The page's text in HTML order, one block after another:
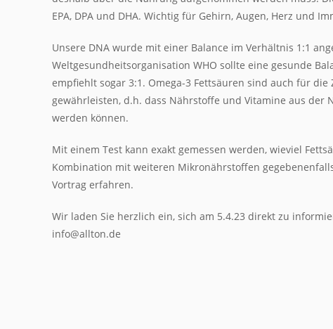
EPA, DPA und DHA. Wichtig für Gehirn, Augen, Herz und
Unsere DNA wurde mit einer Balance im Verhältnis 1:1
Weltgesundheitsorganisation WHO sollte eine gesunde
empfiehlt sogar 3:1. Omega-3 Fettsäuren sind auch für
gewährleisten, d.h. dass Nährstoffe und Vitamine aus
werden können.
Mit einem Test kann exakt gemessen werden, wieviel
Kombination mit weiteren Mikronährstoffen
Vortrag erfahren.
Wir laden Sie herzlich ein, sich am 5.4.23 direkt zu
info@allton.de